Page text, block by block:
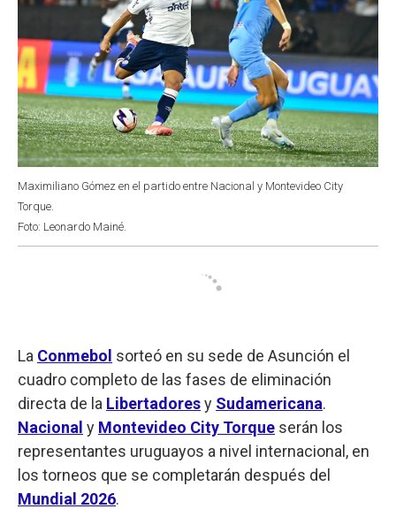
Maximiliano Gómez en el partido entre Nacional y Montevideo City
Torque.
Foto: Leonardo Mainé.
La Conmebol sorteó en su sede de Asunción el
cuadro completo de las fases de eliminación
directa de la Libertadoresy Sudamericana.
Nacional y Montevideo City Torque serán los
representantes uruguayos a nivel internacional, en
los torneos que se completarán después del
Mundial 2026.